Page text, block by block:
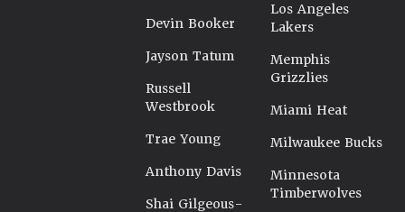
Devin Booker
Jayson Tatum
Russell
Westbrook
Trae Young
Anthony Davis
Shai Gilgeous-
Los Angeles
Lakers
Memphis
Grizzlies
Miami Heat
Milwaukee Bucks
Minnesota
Timberwolves